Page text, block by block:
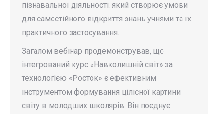
пізнавальної діяльності, який створює умови
для самостійного відкриття знань учнями та їх
практичного застосування.
Загалом вебінар продемонстрував, що
інтегрований курс «Навколишній світ» за
технологією «Росток» є ефективним
інструментом формування цілісної картини
світу в молодших школярів. Він поєднує